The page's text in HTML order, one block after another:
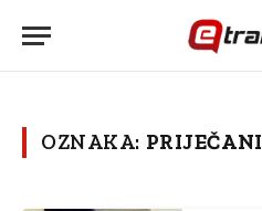
OZNAKA: PRIJEČANI